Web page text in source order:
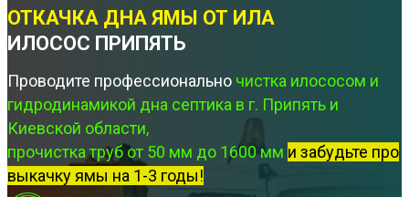
ОТКАЧКА ДНА ЯМЫ ОТ ИЛА
ИЛОСОС ПРИПЯТЬ
Проводите профессионально чистка илососом и
гидродинамикой дна септика в г. Припять и
Киевской области,
прочистка труб от 50 мм до 1600 мм и забудьте про
выкачку ямы на 1-3 годы!